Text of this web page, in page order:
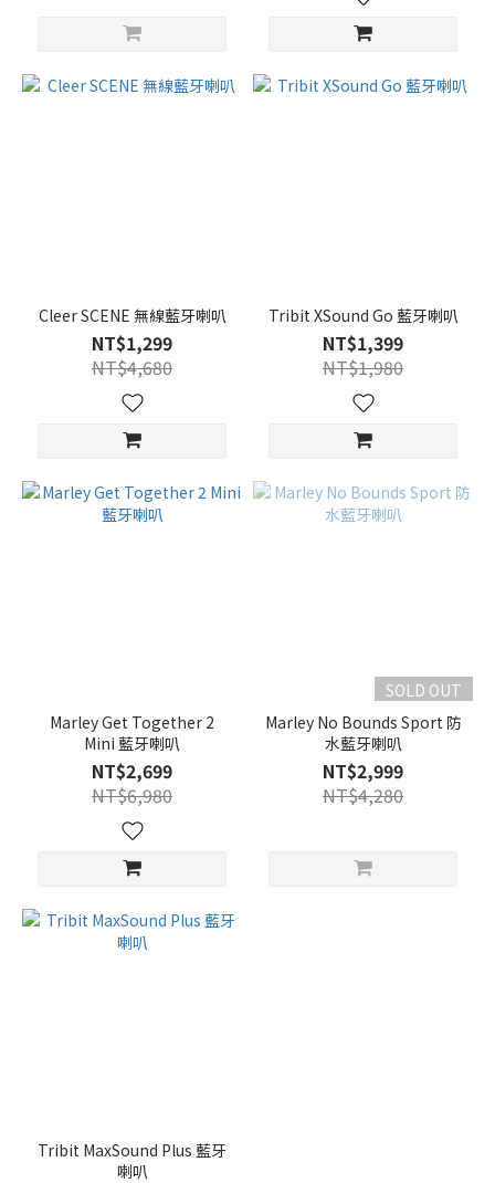
Cleer SCENE 無線藍牙喇叭
NT$1,299
NT$4,680
Tribit XSound Go 藍牙喇叭
NT$1,399
NT$1,980
Marley Get Together 2
Mini 藍牙喇叭
NT$2,699
NT$6,980
SOLD OUT
Marley No Bounds Sport 防
水藍牙喇叭
NT$2,999
NT$4,280
Tribit MaxSound Plus 藍牙
喇叭